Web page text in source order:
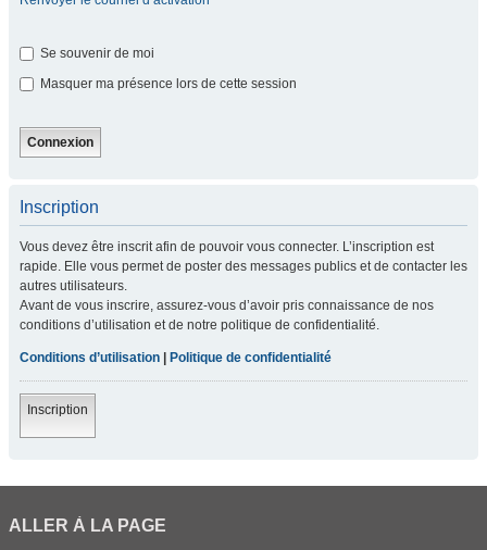
Se souvenir de moi
Masquer ma présence lors de cette session
Inscription
Vous devez être inscrit afin de pouvoir vous connecter. L’inscription est
rapide. Elle vous permet de poster des messages publics et de contacter les
autres utilisateurs.
Avant de vous inscrire, assurez-vous d’avoir pris connaissance de nos
conditions d’utilisation et de notre politique de confidentialité.
Conditions d’utilisation Politique de confidentialité
Inscription
ALLER À LA PAGE